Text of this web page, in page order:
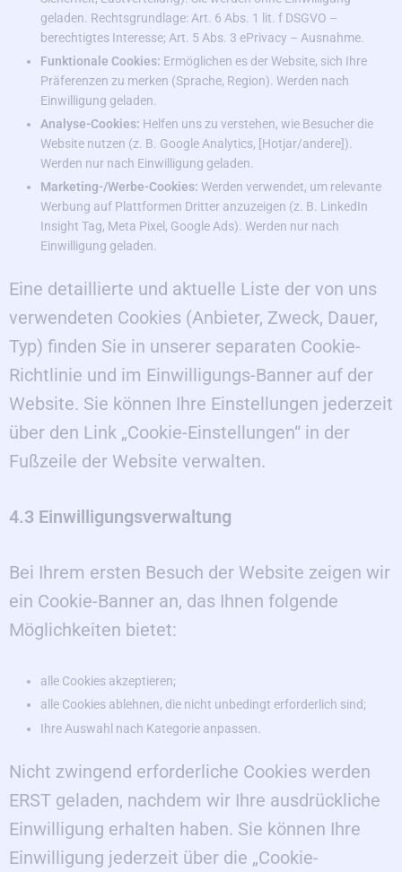
geladen. Rechtsgrundlage: Art. 6 Abs. 1 lit. f DSGVO –
berechtigtes Interesse; Art. 5 Abs. 3 ePrivacy – Ausnahme.
Funktionale Cookies: Ermöglichen es der Website, sich Ihre
Präferenzen zu merken (Sprache, Region). Werden nach
Einwilligung geladen.
Analyse-Cookies: Helfen uns zu verstehen, wie Besucher die
Website nutzen (z. B. Google Analytics, [Hotjar/andere]).
Werden nur nach Einwilligung geladen.
Marketing-/Werbe-Cookies: Werden verwendet, um relevante
Werbung auf Plattformen Dritter anzuzeigen (z. B. LinkedIn
Insight Tag, Meta Pixel, Google Ads). Werden nur nach
Einwilligung geladen.
Eine detaillierte und aktuelle Liste der von uns
verwendeten Cookies (Anbieter, Zweck, Dauer,
Typ) finden Sie in unserer separaten Cookie-
Richtlinie und im Einwilligungs-Banner auf der
Website. Sie können Ihre Einstellungen jederzeit
über den Link „Cookie-Einstellungen“ in der
Fußzeile der Website verwalten.
4.3 Einwilligungsverwaltung
Bei Ihrem ersten Besuch der Website zeigen wir
ein Cookie-Banner an, das Ihnen folgende
Möglichkeiten bietet:
alle Cookies akzeptieren;
alle Cookies ablehnen, die nicht unbedingt erforderlich sind;
Ihre Auswahl nach Kategorie anpassen.
Nicht zwingend erforderliche Cookies werden
ERST geladen, nachdem wir Ihre ausdrückliche
Einwilligung erhalten haben. Sie können Ihre
Einwilligung jederzeit über die „Cookie-